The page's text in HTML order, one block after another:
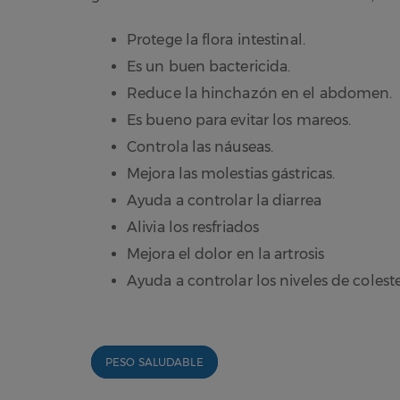
Protege la flora intestinal.
Es un buen bactericida.
Reduce la hinchazón en el abdomen.
Es bueno para evitar los mareos.
Controla las náuseas.
Mejora las molestias gástricas.
Ayuda a controlar la diarrea
Alivia los resfriados
Mejora el dolor en la artrosis
Ayuda a controlar los niveles de
PESO SALUDABLE